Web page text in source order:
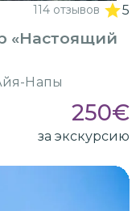
114 отзывов 5
«Настоящий
Напы
250€
за экскурсию